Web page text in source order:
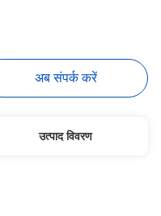
अब संपर्क करें
उत्पाद विवरण